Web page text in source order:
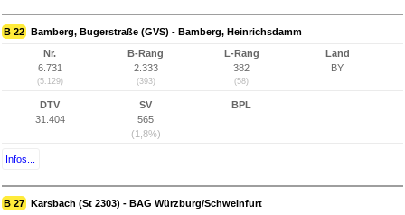
B 22 Bamberg, Bugerstraße (GVS) - Bamberg, Heinrichsdamm
Nr.
6.731
(5.129)
B-Rang
2.333
(393)
L-Rang
382
(58)
Land
BY
DTV
31.404
SV
565
(1,8%)
BPL
Infos...
B 27 Karsbach (St 2303) - BAG Würzburg/Schweinfurt